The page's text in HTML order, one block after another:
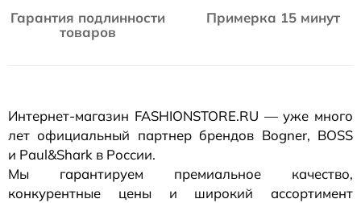
Гарантия подлинности
товаров
Примерка 15 минут
Интернет-магазин FASHIONSTORE.RU — уже много
лет официальный партнер брендов Bogner, BOSS
и Paul&Shark в России.
Мы гарантируем премиальное качество,
конкурентные цены и широкий ассортимент